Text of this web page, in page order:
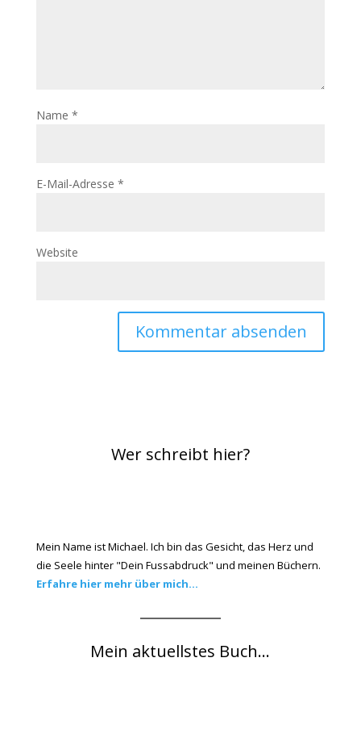
Name *
E-Mail-Adresse *
Website
Wer schreibt hier?
Mein Name ist Michael. Ich bin das Gesicht, das Herz und
die Seele hinter "Dein Fussabdruck" und meinen Büchern.
Erfahre hier mehr über mich...
Mein aktuellstes Buch...